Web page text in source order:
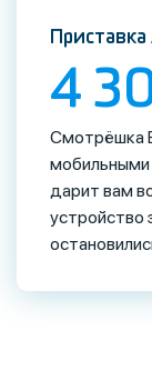
4
Смотрёшка
мобильными
дарит вам
устройство